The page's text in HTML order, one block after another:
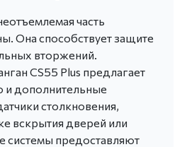
часть
Она способствует защите
вторжений.
CS55 Plus предлагает
и дополнительные
столкновения,
вскрытия дверей или
системы предоставляют